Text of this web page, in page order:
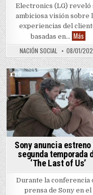
Electronics (LG) reveló
ambiciosa visión sobre
experiencias del
basadas en… MásLG
NACIÓN SOCIAL 08/01/
0
Posted in
Sony anuncia estreno
segunda temporada
‘The Last of Us’
Durante la conferencia
prensa de Sony en el